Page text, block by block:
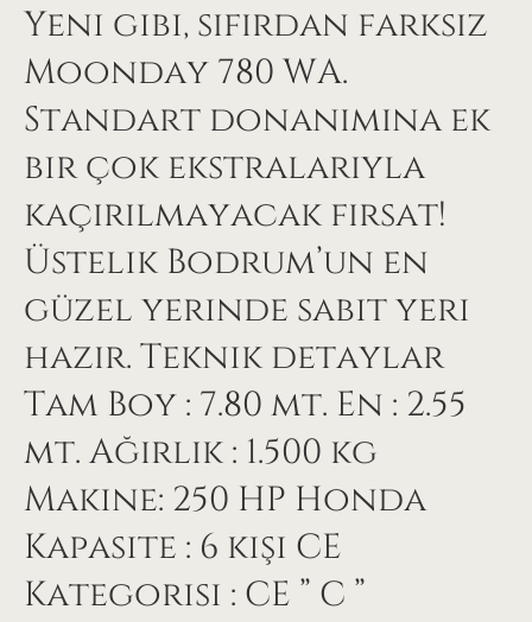
Yeni gibi, sıfırdan farksız
Moonday 780 WA.
Standart donanımına ek
bir çok ekstralarıyla
kaçırılmayacak fırsat!
Üstelik Bodrum’un en
güzel yerinde sabit yeri
hazır. Teknik detaylar
Tam Boy : 7.80 mt. En : 2.55
mt. Ağırlık : 1.500 kg
Makine: 250 HP Honda
Kapasite : 6 kişi CE
Kategorisi : CE ” C ”